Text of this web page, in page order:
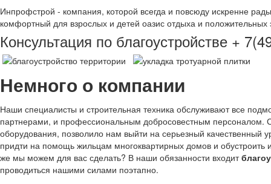
Инпрофстрой - компания, которой всегда и повсюду искренне
комфортный для взрослых и детей оазис отдыха и
Консультация по благоустройстве +
Немного о компании
Наши специалисты и строительная техника обслуживают все
партнерами, и профессиональным добросовестным персоналом.
оборудования, позволило нам выйти на серьезный качественный
придти на помощь жильцам многоквартирных домов и
же мы можем для вас сделать? В наши обязанности входит
проводиться нашими силами поэтапно.